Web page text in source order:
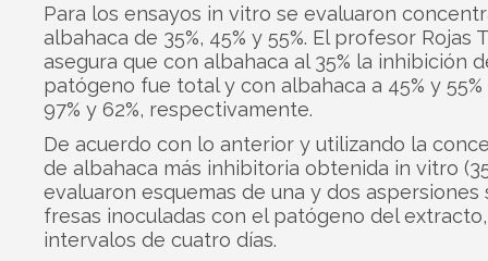
Para los ensayos in vitro se evaluaron
albahaca de 35%, 45% y 55%. El profesor Rojas
asegura que con albahaca al 35% la inhibición
patógeno fue total y con albahaca a 45% y
97% y 62%, respectivamente.
De acuerdo con lo anterior y utilizando la
de albahaca más inhibitoria obtenida in vitro
evaluaron esquemas de una y dos aspersiones
fresas inoculadas con el patógeno del
intervalos de cuatro días.